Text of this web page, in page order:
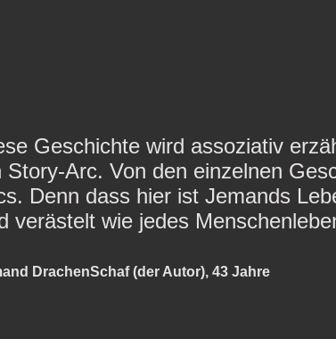
Geschichte wird assoziativ
Story-Arc. Von den einzelnen
Denn dass hier ist Jemands
verästelt wie jedes
DrachenSchaf (der Autor), 43 Jahre